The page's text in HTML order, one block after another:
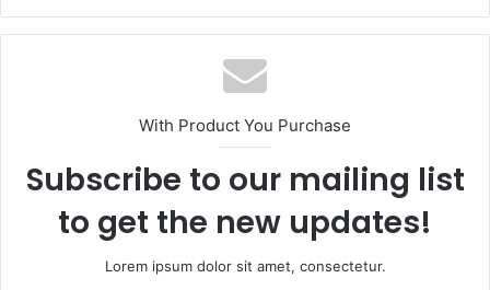
With Product You Purchase
Subscribe to our mailing list
to get the new updates!
Lorem ipsum dolor sit amet, consectetur.